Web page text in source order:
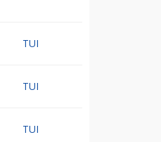
TUI
TUI
TUI